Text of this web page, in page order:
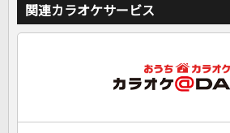
関連カラオケサービス